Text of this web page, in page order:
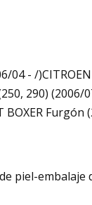
04 - /
290) (2006/
Furgón
piel-